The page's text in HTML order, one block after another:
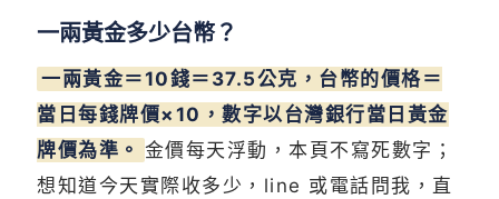
一兩黃金多少台幣？
一兩黃金＝10錢＝37.5公克，台幣的價格＝
當日每錢牌價×10，數字以台灣銀行當日黃金
牌價為準。 金價每天浮動，本頁不寫死數字；
想知道今天實際收多少，line 或電話問我，直